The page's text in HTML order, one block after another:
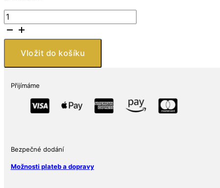
New
Zealand
Mint
Optimus
1
Oz
Vložit do košíku
Přijímáme
Bezpečné dodání
Možnosti plateb a dopravy